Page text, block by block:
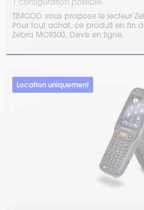
1 configuration possible.
TIMCOD vous propose le lecteur
Pour tout achat, ce produit en fin
Zebra MC9300. Devis en ligne.
Location uniquement